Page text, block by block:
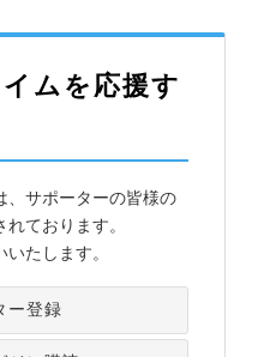
ムを応援す
、サポーターの皆様の
ております。
たします。
ー登録